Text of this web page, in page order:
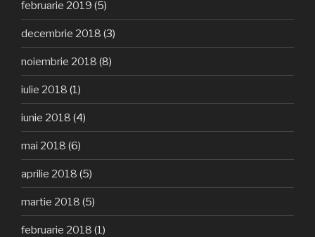
februarie 2019 (5)
decembrie 2018 (3)
noiembrie 2018 (8)
iulie 2018 (1)
iunie 2018 (4)
mai 2018 (6)
aprilie 2018 (5)
martie 2018 (5)
februarie 2018 (1)